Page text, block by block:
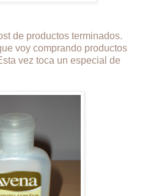
de productos terminados.
voy comprando productos
vez toca un especial de